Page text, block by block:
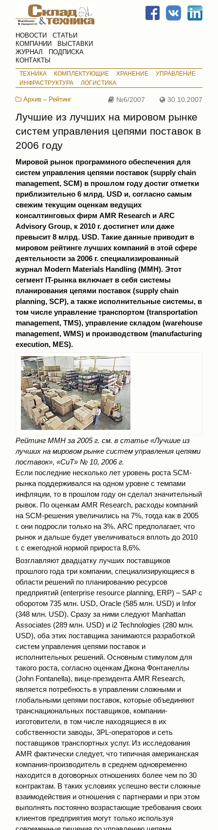
НОВОСТИ
СТАТЬИ
КОМПАНИИ
ВЫСТАВКИ
ЖУРНАЛ
ПОДПИСКА
КОНТАКТЫ
ТЕХНИКА КОМПЛЕКТУЮЩИЕ ХРАНЕНИЕ
УПРАВЛЕНИЕ
ИНФРАСТРУКТУРА
ЛОГИСТИКА
Архив – Рейтинг №6/2007 30.10.2007
Лучшие из лучших на мировом рынке
систем управления цепями поставок в
2006 году
Мировой рынок программного обеспечения для
систем управления цепями поставок (supply chain
management, SCM) в прошлом году достиг отметки
приблизительно 6 млрд. USD и, согласно самым
свежим текущим оценкам ведущих
консалтинговых фирм AMR Research и ARC
Advisory Group, к 2010 г. достигнет или даже
превысит 8 млрд. USD. Такие данные приводит в
мировом рейтинге лучших компаний в этой сфере
деятельности за 2006 г. специализированный
журнал Modern Materials Handling (ММН). Этот
сегмент IT-рынка включает в себя системы
планирования цепями поставок (supply chain
planning, SCP), а также исполнительные системы, в
том числе управление транспортом (transportation
management, TMS), управление складом (warehouse
management, WMS) и производством (manufacturing
execution, MES).
Рейтинг ММН за 2005 г. см. в статье «Лучшие из
лучших на мировом рынке систем управления цепями
поставок», «СиТ» № 10, 2006 г.
Если последние несколько лет уровень роста SCM-
рынка поддерживался на одном уровне с темпами
инфляции, то в прошлом году он сделал значительный
рывок. По оценкам AMR Research, расходы компаний
на SCM-решения увеличились на 7%, тогда как в 2005
г. они подросли только на 3%. ARC предполагает, что
рынок и дальше будет увеличиваться вплоть до 2010
г. с ежегодной нормой прироста 8,6%.
Возглавляют двадцатку лучших поставщиков
прошлого года три компании, специализирующиеся в
области решений по планированию ресурсов
предприятий (enterprise resource planning, ERP) – SAP с
оборотом 735 млн. USD, Oracle (585 млн. USD) и Infor
(348 млн. USD). Сразу за ними следуют Manhattan
Associates (289 млн. USD) и i2 Technologies (280 млн.
USD), оба этих поставщика занимаются разработкой
систем управления цепями поставок и
исполнительных решений. Основным стимулом для
такого роста, согласно оценкам Джона Фонтанеллы
(John Fontanella), вице-президента AMR Research,
является потребность в управлении сложными и
глобальными цепями поставок, которые объединяют
транснациональных поставщиков, компании-
изготовители, в том числе находящиеся в их
собственности заводы, 3PL-операторов и сеть
поставщиков транспортных услуг. Из исследования
AMR фактически следует, что типичная американская
компания-производитель в среднем одновременно
находится в договорных отношениях более чем по 30
контрактам. В таких условиях успешно вести сложные
взаимодействия и отношения с партнерами и при этом
выполнять постоянно возрастающие требования своих
клиентов предприятия могут только используя